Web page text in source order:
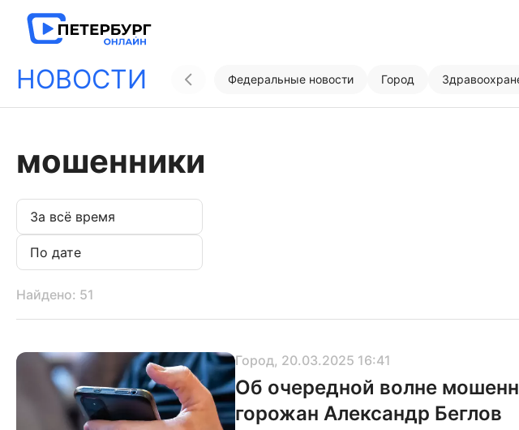
НОВОСТИ Федеральные новости Город
мошенники
Найдено: 51
Город, 20.03.2025 16:41
Об очередной волне
горожан Александр Беглов